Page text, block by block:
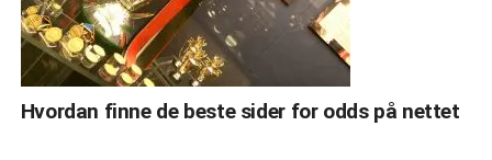
Hvordan finne de beste sider for odds på nettet